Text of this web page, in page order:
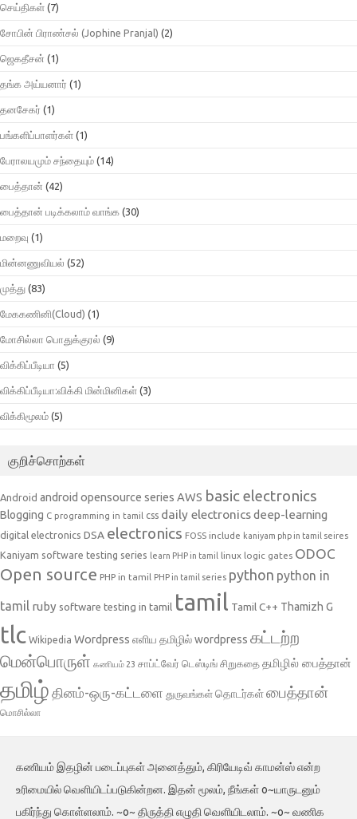
செய்திகள் (7)
சோபின் பிராண்சல் (Jophine Pranjal) (2)
ஜெகதீசன் (1)
தங்க அய்யனார் (1)
தனசேகர் (1)
பங்களிப்பாளர்கள் (1)
பேராலயமும் சந்தையும் (14)
பைத்தான் (42)
பைத்தான் படிக்கலாம் வாங்க (30)
மறைவு (1)
மின்னணுவியல் (52)
முத்து (83)
மேககணினி(Cloud) (1)
மோசில்லா பொதுக்குரல் (9)
விக்கிப்பீடியா (5)
விக்கிப்பீடியா:விக்கி மின்மினிகள் (3)
விக்கிமூலம் (5)
குறிச்சொற்கள்
Android android opensource series AWS basic electronics
Blogging C programming in tamil css daily electronicsdeep-learning
digital electronics DSA electronics FOSS include kaniyam php in tamil seires
Kaniyam software testing series learn PHP in tamil linux logic gates ODOC
Open source PHP in tamil PHP in tamil series python python in
tamil ruby software testing in tamil tamil Tamil C++ Thamizh G
tlc Wikipedia Wordpress எளிய தமிழில் wordpress கட்டற்ற
மென்பொருள் கணியம் 23 சாப்ட்வேர் டெஸ்டிங் சிறுகதை தமிழில் பைத்தான்
தமிழ் தினம்-ஒரு-கட்டளை துருவங்கள் தொடர்கள்பைத்தான்
மொசில்லா
கணியம் இதழின் படைப்புகள் அனைத்தும், கிரியேடிவ் காமன்ஸ் என்ற
உரிமையில் வெளியிடப்படுகின்றன. இதன் மூலம், நீங்கள் o~யாருடனும்
பகிர்ந்து கொள்ளலாம். ~o~ திருத்தி எழுதி வெளியிடலாம். ~o~ வணிக